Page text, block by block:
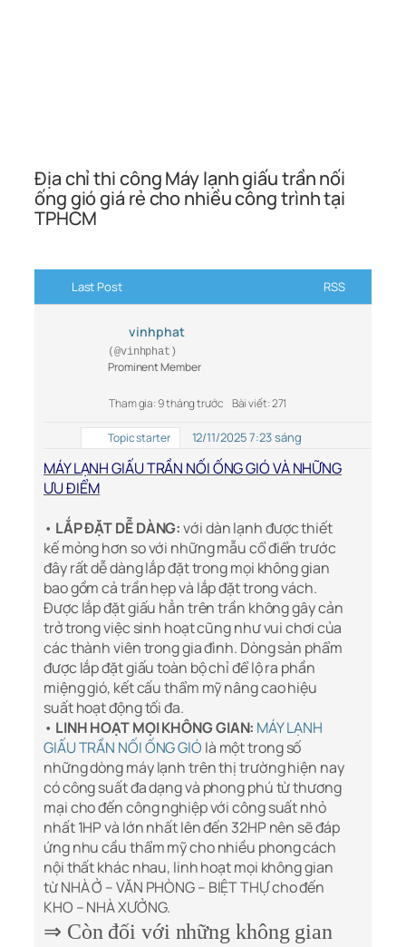
Địa chỉ thi công Máy lạnh giấu trần nối
ống gió giá rẻ cho nhiều công trình tại
TPHCM
Last Post RSS
vinhphat
(@vinhphat)
Prominent Member
Tham gia: 9 tháng trước Bài viết: 271
Topic starter 12/11/2025 7:23 sáng
MÁY LẠNH GIẤU TRẦN NỐI ỐNG GIÓ VÀ NHỮNG
ƯU ĐIỂM
• LẮP ĐẶT DỄ DÀNG:với dàn lạnh được thiết
kế mỏng hơn so với những mẫu cổ điển trước
đây rất dễ dàng lắp đặt trong mọi không gian
bao gồm cả trần hẹp và lắp đặt trong vách.
Được lắp đặt giấu hẳn trên trần không gây cản
trở trong việc sinh hoạt cũng như vui chơi của
các thành viên trong gia đình. Dòng sản phẩm
được lắp đặt giấu toàn bộ chỉ để lộ ra phần
miệng gió, kết cấu thẩm mỹ nâng cao hiệu
suất hoạt động tối đa.
• LINH HOẠT MỌI KHÔNG GIAN: MÁY LẠNH
GIẤU TRẦN NỐI ỐNG GIÓ là một trong số
những dòng máy lạnh trên thị trường hiện nay
có công suất đa dạng và phong phú từ thương
mại cho đến công nghiệp với công suất nhỏ
nhất 1HP và lớn nhất lên đến 32HP nên sẽ đáp
ứng nhu cầu thẩm mỹ cho nhiều phong cách
nội thất khác nhau, linh hoạt mọi không gian
từ NHÀ Ở – VĂN PHÒNG – BIỆT THỰ cho đến
KHO – NHÀ XƯỞNG.
⇒ Còn đối với những không gian